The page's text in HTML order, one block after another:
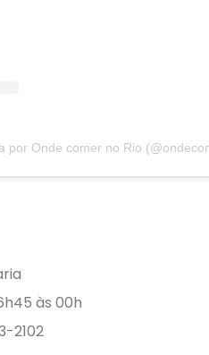
por Onde comer no Rio
às 00h
2102